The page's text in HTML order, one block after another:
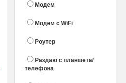
Модем
Модем с WiFi
Роутер
Раздаю с планшета/
телефона